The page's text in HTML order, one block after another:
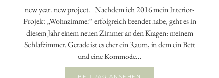
new year. new project. Nachdem ich 2016 mein Interior-
Projekt „Wohnzimmer“ erfolgreich beendet habe, geht es in
diesem Jahr einem neuen Zimmer an den Kragen: meinem
Schlafzimmer. Gerade ist es eher ein Raum, in dem ein Bett
und eine Kommode…
BEITRAG ANSEHEN